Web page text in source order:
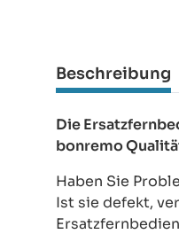
Beschreibung
Die
bonremo
Haben Sie
Ist sie defekt,